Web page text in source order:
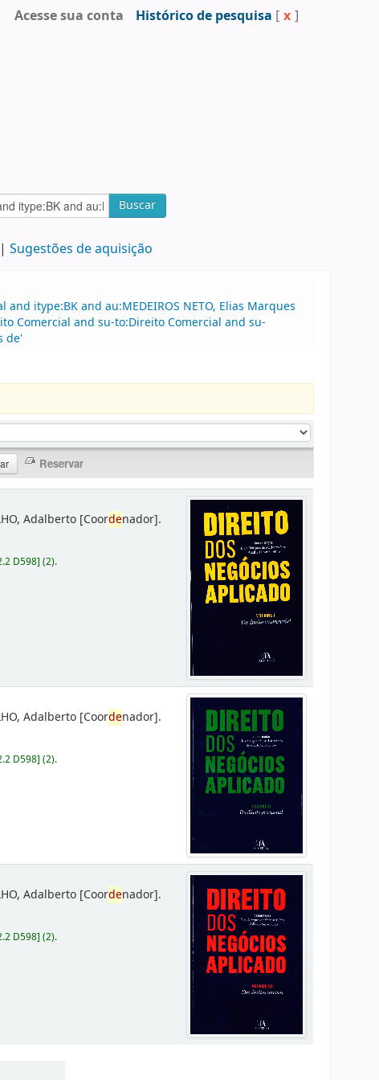
Acesse sua conta Histórico de pesquisa [ x ]
Buscar
Sugestões de aquisição
itype:BK and au:MEDEIROS NETO, Elias Marques
Comercial and su-to:Direito Comercial and su-
de'
Adalberto [Coordenador].
D598](2).
Adalberto [Coordenador].
D598](2).
Adalberto [Coordenador].
D598](2).